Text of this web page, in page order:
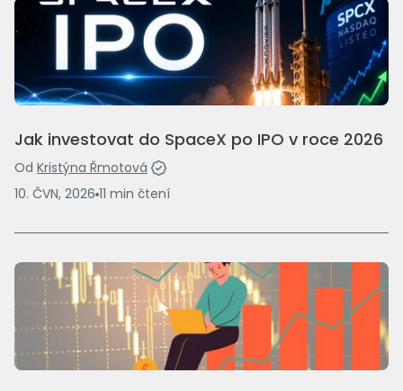
Jak investovat do SpaceX po IPO v roce 2026
Od Kristýna Řmotová
10. ČVN, 2026 11 min čtení